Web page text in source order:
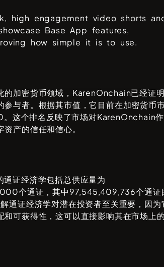
high engagement video shorts
Base App features,
how simple it is to use.
加密货币领域， KarenOnchain已经证明
参与者。根据其市值，它目前在加密货币
。这个排名反映了市场对KarenOnchain作
产的信任和信心。
通证经济学包括总供应量为
个通证，其中97,545,409,736个通证
通证经济学对潜在投资者至关重要，因为
和可获得性，这可以直接影响其在市场上的